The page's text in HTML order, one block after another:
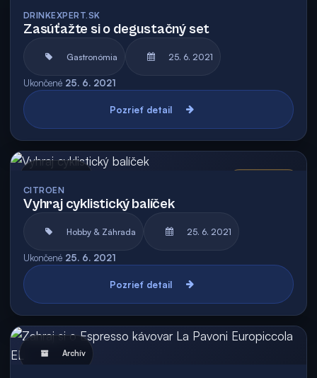
DRINKEXPERT.SK
Zasúťažte si o degustačný set
Gastronómia 25. 6. 2021
Ukončené 25. 6. 2021
Pozrieť detail
CITROEN
Vyhraj cyklistický balíček
Hobby & Záhrada 25. 6. 2021
Ukončené 25. 6. 2021
Pozrieť detail
Archív